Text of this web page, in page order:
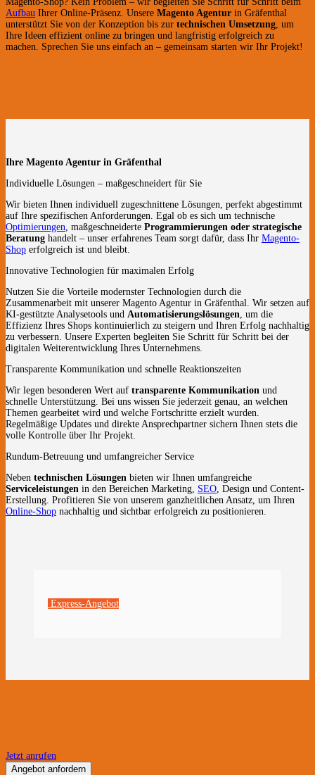
Aufbau Ihrer Online-Präsenz. Unsere Magento Agentur in Gräfenthal
unterstützt Sie von der Konzeption bis zur technischen Umsetzung , um
Ihre Ideen effizient online zu bringen und langfristig erfolgreich zu
machen. Sprechen Sie uns einfach an – gemeinsam starten wir Ihr Projekt!
Ihre Magento Agentur in Gräfenthal
Individuelle Lösungen – maßgeschneidert für Sie
Wir bieten Ihnen individuell zugeschnittene Lösungen, perfekt abgestimmt
auf Ihre spezifischen Anforderungen. Egal ob es sich um technische
Optimierungen , maßgeschneiderte Programmierungen oder strategische
Beratung handelt – unser erfahrenes Team sorgt dafür, dass Ihr Magento-
Shop erfolgreich ist und bleibt.
Innovative Technologien für maximalen Erfolg
Nutzen Sie die Vorteile modernster Technologien durch die
Zusammenarbeit mit unserer Magento Agentur in Gräfenthal. Wir setzen auf
KI-gestützte Analysetools und Automatisierungslösungen , um die
Effizienz Ihres Shops kontinuierlich zu steigern und Ihren Erfolg nachhaltig
zu verbessern. Unsere Experten begleiten Sie Schritt für Schritt bei der
digitalen Weiterentwicklung Ihres Unternehmens.
Transparente Kommunikation und schnelle Reaktionszeiten
Wir legen besonderen Wert auf transparente Kommunikation und
schnelle Unterstützung. Bei uns wissen Sie jederzeit genau, an welchen
Themen gearbeitet wird und welche Fortschritte erzielt wurden.
Regelmäßige Updates und direkte Ansprechpartner sichern Ihnen stets die
volle Kontrolle über Ihr Projekt.
Rundum-Betreuung und umfangreicher Service
Neben technischen Lösungen bieten wir Ihnen umfangreiche
Serviceleistungen in den Bereichen Marketing, SEO , Design und Content-
Erstellung. Profitieren Sie von unserem ganzheitlichen Ansatz, um Ihren
Online-Shop nachhaltig und sichtbar erfolgreich zu positionieren.
Express-Angebot
Jetzt anrufen
Angebot anfordern